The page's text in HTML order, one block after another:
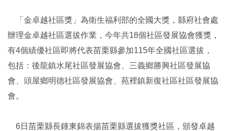
「金卓越社區獎」為衛生福利部的全國大獎，縣府社會處
辦理金卓越社區選拔作業，今年共18個社區發展協會獲獎，
有4個績優社區即將代表苗栗縣參加115年全國社區選拔，
包括：後龍鎮水尾社區發展協會、三義鄉勝興社區發展協
會、頭屋鄉明德社區發展協會、苑裡鎮新復社區社區發展協
會。
6日苗栗縣長鍾東錦表揚苗栗縣選拔獲獎社區，頒發卓越